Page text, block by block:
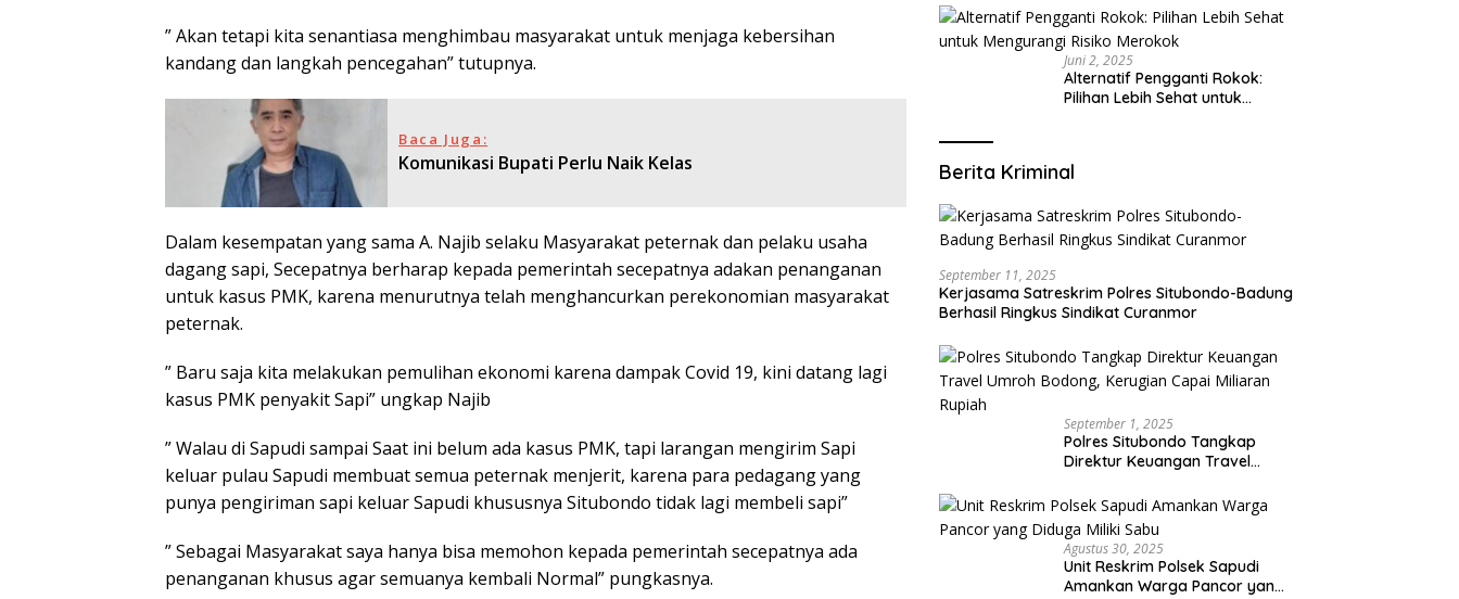
” Akan tetapi kita senantiasa menghimbau masyarakat untuk menjaga kebersihan
kandang dan langkah pencegahan” tutupnya.
Baca Juga:
Komunikasi Bupati Perlu Naik Kelas
Dalam kesempatan yang sama A. Najib selaku Masyarakat peternak dan pelaku usaha
dagang sapi, Secepatnya berharap kepada pemerintah secepatnya adakan penanganan
untuk kasus PMK, karena menurutnya telah menghancurkan perekonomian masyarakat
peternak.
” Baru saja kita melakukan pemulihan ekonomi karena dampak Covid 19, kini datang lagi
kasus PMK penyakit Sapi” ungkap Najib
” Walau di Sapudi sampai Saat ini belum ada kasus PMK, tapi larangan mengirim Sapi
keluar pulau Sapudi membuat semua peternak menjerit, karena para pedagang yang
punya pengiriman sapi keluar Sapudi khususnya Situbondo tidak lagi membeli sapi”
” Sebagai Masyarakat saya hanya bisa memohon kepada pemerintah secepatnya ada
penanganan khusus agar semuanya kembali Normal” pungkasnya.
yang Mengerti Kebutuhanmu
Juni 2, 2025
Alternatif Pengganti Rokok:
Pilihan Lebih Sehat untuk
Berita Kriminal
September 11, 2025
Kerjasama Satreskrim Polres Situbondo-Badung
Berhasil Ringkus Sindikat Curanmor
September 1, 2025
Polres Situbondo Tangkap
Direktur Keuangan Travel
Capai Miliaran Rupiah
Agustus 30, 2025
Unit Reskrim Polsek Sapudi
Amankan Warga Pancor yang